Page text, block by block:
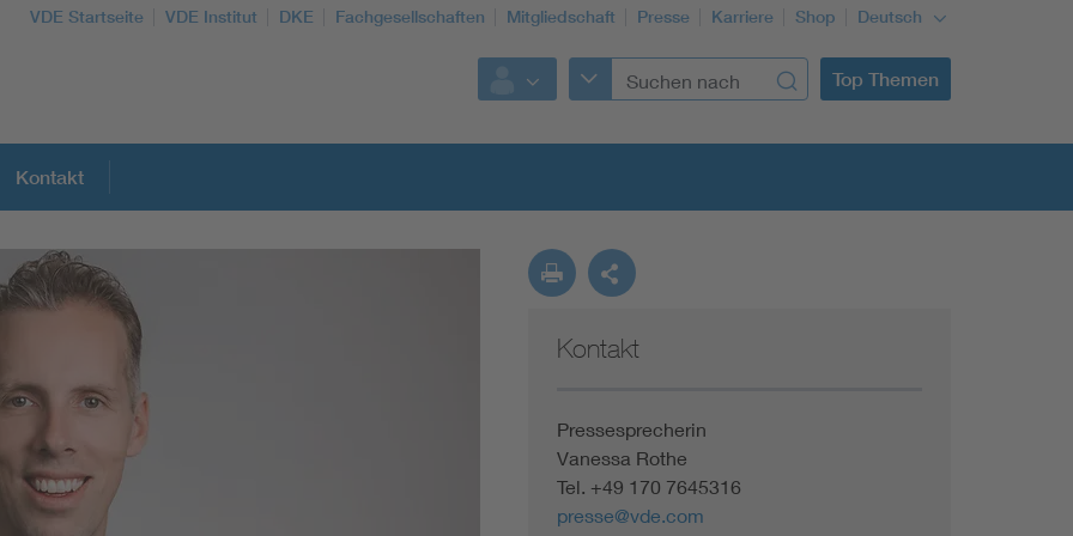
VDE Startseite VDE Institut DKE Fachgesellschaften Mitgliedschaft Presse Karriere Shop Deutsch
Top Themen
Weitere Themen
Assisted Living
Electromobility
Energy efficiency
Building Services Engineering
Information and communications technology ICT
Education + profession
Kontakt
Kontakt
Pressesprecherin
Vanessa Rothe
Tel. +49 170 7645316
presse@vde.com